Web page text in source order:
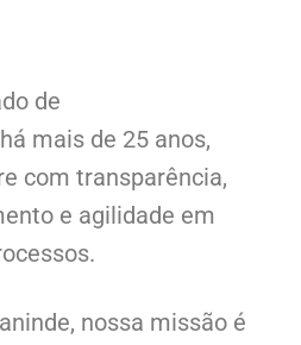
de
há mais de 25 anos,
com transparência,
e agilidade em
nossa missão é